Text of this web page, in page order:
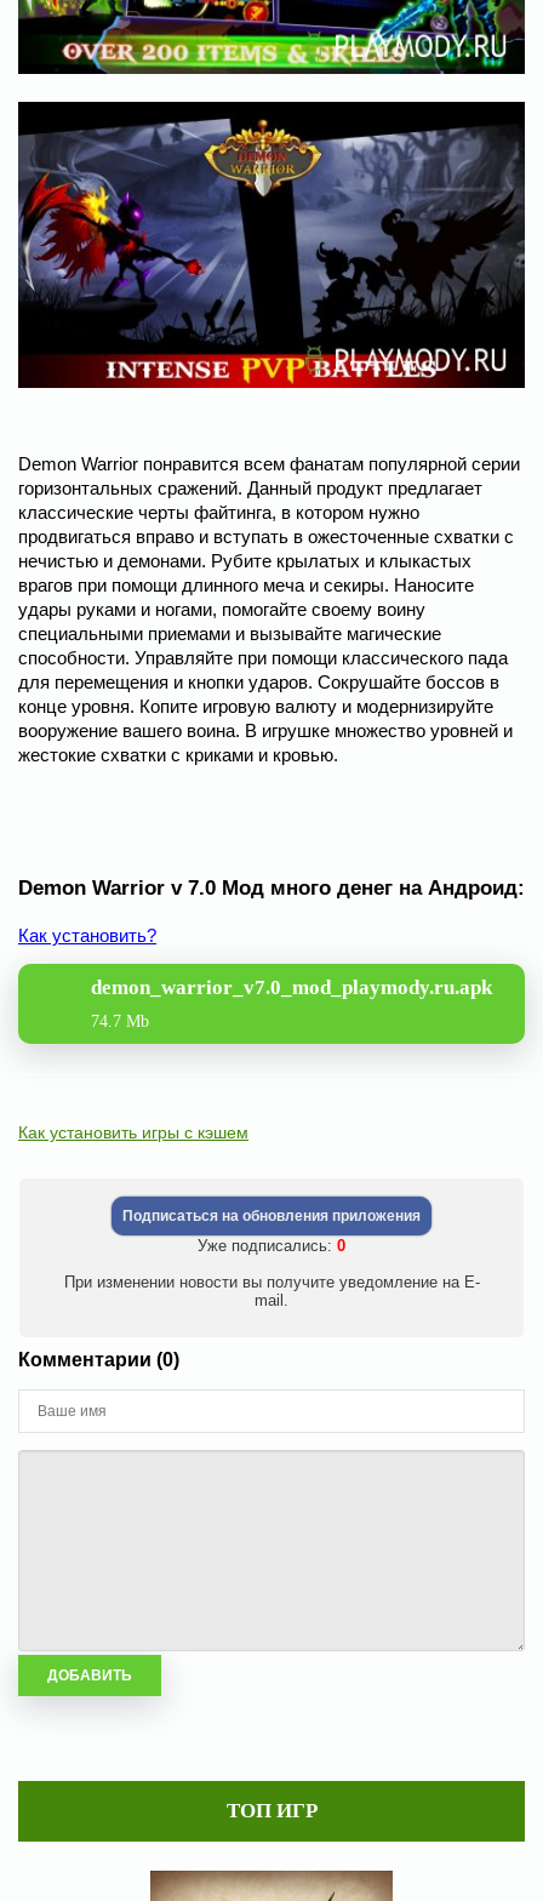
Demon Warrior понравится всем фанатам популярной серии
горизонтальных сражений. Данный продукт предлагает
классические черты файтинга, в котором нужно
продвигаться вправо и вступать в ожесточенные схватки с
нечистью и демонами. Рубите крылатых и клыкастых
врагов при помощи длинного меча и секиры. Наносите
удары руками и ногами, помогайте своему воину
специальными приемами и вызывайте магические
способности. Управляйте при помощи классического пада
для перемещения и кнопки ударов. Сокрушайте боссов в
конце уровня. Копите игровую валюту и модернизируйте
вооружение вашего воина. В игрушке множество уровней и
жестокие схватки с криками и кровью.
Demon Warrior v 7.0 Мод много денег на Андроид:
Как установить?
demon_warrior_v7.0_mod_playmody.ru.apk
74.7 Mb
Как установить игры с кэшем
Подписаться на обновления приложения
Уже подписались: 0
При изменении новости вы получите уведомление на E-
mail.
Комментарии (0)
ТОП ИГР